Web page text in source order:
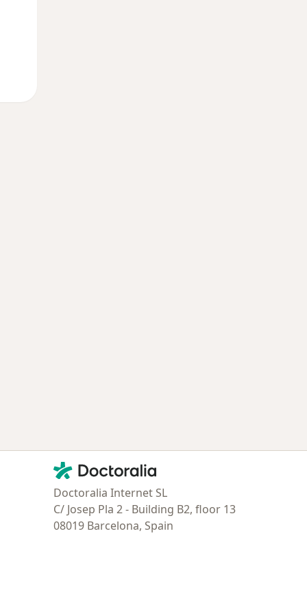
Contacto
Doctoralia - Página de inicio
Doctoralia Internet SL
C/ Josep Pla 2 - Building B2, floor 13
08019 Barcelona, Spain